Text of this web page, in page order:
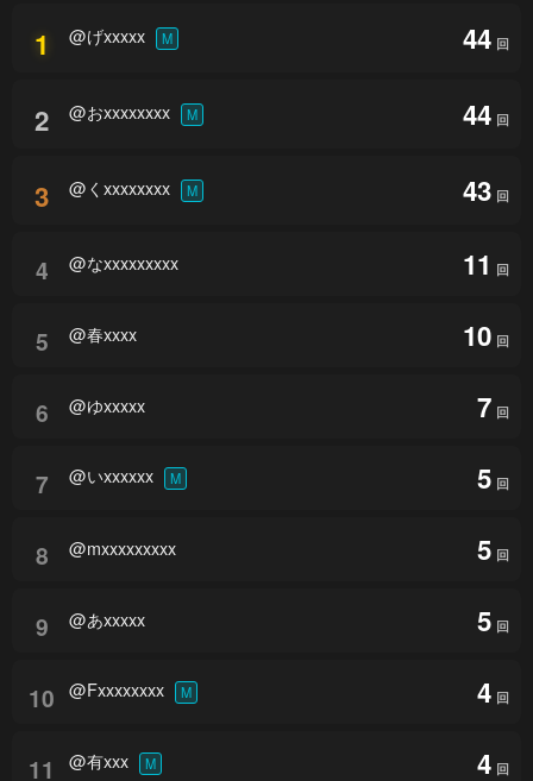
1 @げxxxxx M 44 回
2 @おxxxxxxxx M 44 回
3 @くxxxxxxxx M 43 回
4 @なxxxxxxxxx 11 回
5 @春xxxx 10 回
6 @ゆxxxxx 7 回
7 @いxxxxxx M 5 回
8 @mxxxxxxxxx 5 回
9 @あxxxxx 5 回
10 @Fxxxxxxxx M 4 回
11 @有xxx M 4 回